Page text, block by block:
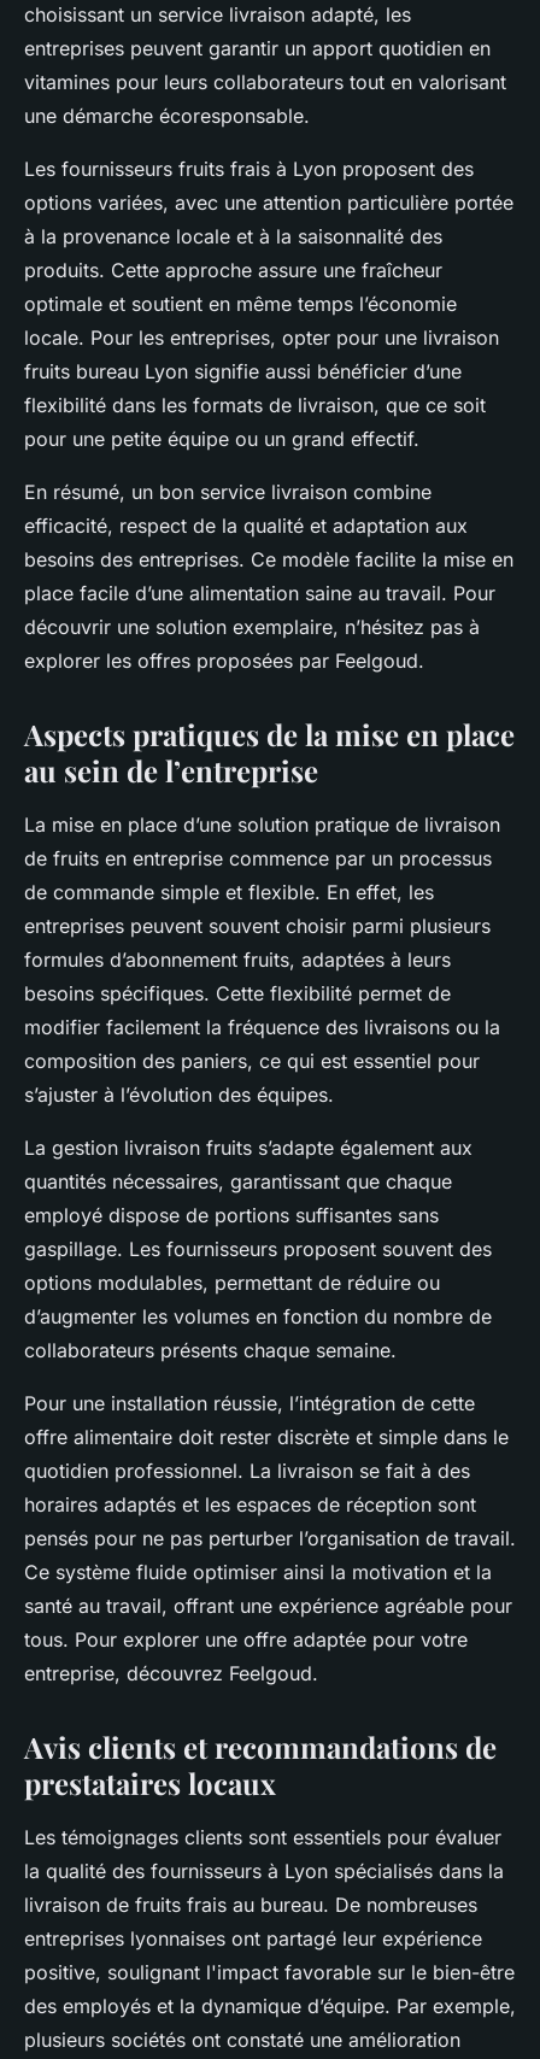
choisissant un service livraison adapté, les
entreprises peuvent garantir un apport quotidien en
vitamines pour leurs collaborateurs tout en valorisant
une démarche écoresponsable.
Les fournisseurs fruits frais à Lyon proposent des
options variées, avec une attention particulière portée
à la provenance locale et à la saisonnalité des
produits. Cette approche assure une fraîcheur
optimale et soutient en même temps l’économie
locale. Pour les entreprises, opter pour une livraison
fruits bureau Lyon signifie aussi bénéficier d’une
flexibilité dans les formats de livraison, que ce soit
pour une petite équipe ou un grand effectif.
En résumé, un bon service livraison combine
efficacité, respect de la qualité et adaptation aux
besoins des entreprises. Ce modèle facilite la mise en
place facile d’une alimentation saine au travail. Pour
découvrir une solution exemplaire, n’hésitez pas à
explorer les offres proposées par Feelgoud.
Aspects pratiques de la mise en place
au sein de l’entreprise
La mise en place d’une solution pratique de livraison
de fruits en entreprise commence par un processus
de commande simple et flexible. En effet, les
entreprises peuvent souvent choisir parmi plusieurs
formules d’abonnement fruits, adaptées à leurs
besoins spécifiques. Cette flexibilité permet de
modifier facilement la fréquence des livraisons ou la
composition des paniers, ce qui est essentiel pour
s’ajuster à l’évolution des équipes.
La gestion livraison fruits s’adapte également aux
quantités nécessaires, garantissant que chaque
employé dispose de portions suffisantes sans
gaspillage. Les fournisseurs proposent souvent des
options modulables, permettant de réduire ou
d’augmenter les volumes en fonction du nombre de
collaborateurs présents chaque semaine.
Pour une installation réussie, l’intégration de cette
offre alimentaire doit rester discrète et simple dans le
quotidien professionnel. La livraison se fait à des
horaires adaptés et les espaces de réception sont
pensés pour ne pas perturber l’organisation de travail.
Ce système fluide optimiser ainsi la motivation et la
santé au travail, offrant une expérience agréable pour
tous. Pour explorer une offre adaptée pour votre
entreprise, découvrez Feelgoud.
Avis clients et recommandations de
prestataires locaux
Les témoignages clients sont essentiels pour évaluer
la qualité des fournisseurs à Lyon spécialisés dans la
livraison de fruits frais au bureau. De nombreuses
entreprises lyonnaises ont partagé leur expérience
positive, soulignant l'impact favorable sur le bien-être
des employés et la dynamique d’équipe. Par exemple,
plusieurs sociétés ont constaté une amélioration